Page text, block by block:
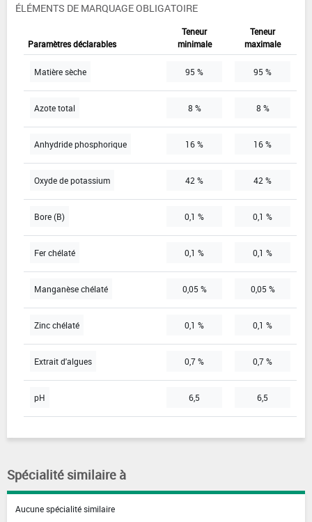
ÉLÉMENTS DE MARQUAGE OBLIGATOIRE
Paramètres déclarables
Teneur
minimale
Teneur
maximale
Matière sèche 95 % 95 %
Azote total 8 % 8 %
Anhydride phosphorique 16 % 16 %
Oxyde de potassium 42 % 42 %
Bore (B) 0,1 % 0,1 %
Fer chélaté 0,1 % 0,1 %
Manganèse chélaté 0,05 % 0,05 %
Zinc chélaté 0,1 % 0,1 %
Extrait d'algues 0,7 % 0,7 %
pH 6,5 6,5
Spécialité similaire à
Aucune spécialité similaire